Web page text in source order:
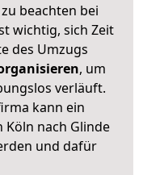
beachten bei
wichtig, sich Zeit
des Umzugs
, um
verläuft.
kann ein
nach Glinde
und dafür